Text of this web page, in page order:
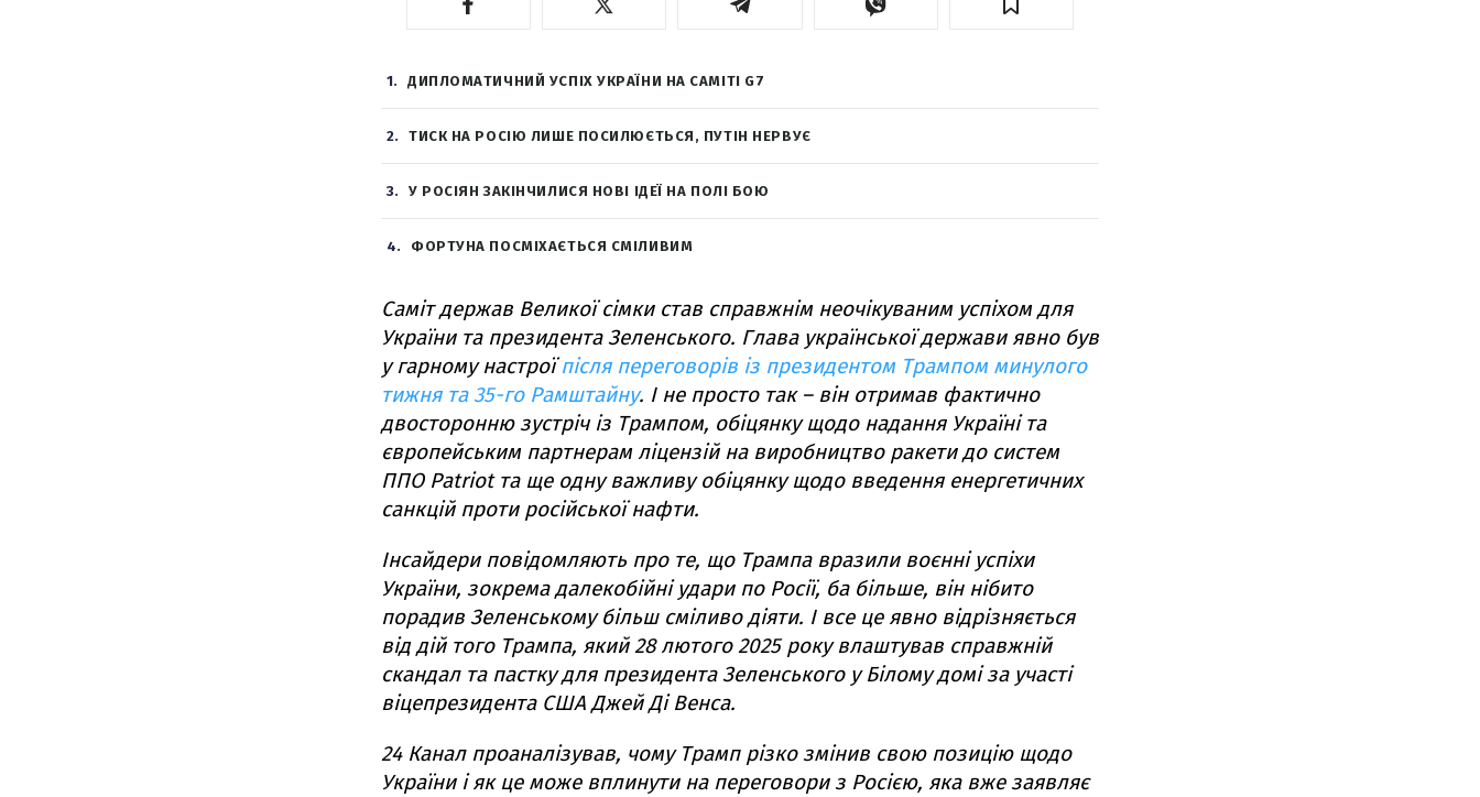
1 ДИПЛОМАТИЧНИЙ УСПІХ УКРАЇНИ НА САМІТІ G7
2 ТИСК НА РОСІЮ ЛИШЕ ПОСИЛЮЄТЬСЯ, ПУТІН НЕРВУЄ
3 У РОСІЯН ЗАКІНЧИЛИСЯ НОВІ ІДЕЇ НА ПОЛІ БОЮ
4 ФОРТУНА ПОСМІХАЄТЬСЯ СМІЛИВИМ
Саміт держав Великої сімки став справжнім неочікуваним успіхом для
України та президента Зеленського. Глава української держави явно був
у гарному настроїпісля переговорів із президентом Трампом минулого
тижня та 35-го Рамштайну. І не просто так – він отримав фактично
двосторонню зустріч із Трампом, обіцянку щодо надання Україні та
європейським партнерам ліцензій на виробництво ракети до систем
ППО Patriot та ще одну важливу обіцянку щодо введення енергетичних
санкцій проти російської нафти.
Інсайдери повідомляють про те, що Трампа вразили воєнні успіхи
України, зокрема далекобійні удари по Росії, ба більше, він нібито
порадив Зеленському більш сміливо діяти. І все це явно відрізняється
від дій того Трампа, який 28 лютого 2025 року влаштував справжній
скандал та пастку для президента Зеленського у Білому домі за участі
віцепрезидента США Джей Ді Венса.
24 Канал проаналізував, чому Трамп різко змінив свою позицію щодо
України і як це може вплинути на переговори з Росією, яка вже заявляє